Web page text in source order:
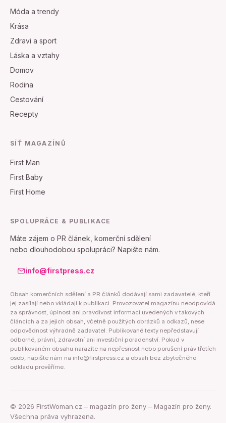
Móda a trendy
Krása
Zdravi a sport
Láska a vztahy
Domov
Rodina
Cestování
Recepty
SÍŤ MAGAZÍNŮ
First Man
First Baby
First Home
SPOLUPRÁCE & PUBLIKACE
Máte zájem o PR článek, komerční sdělení
nebo dlouhodobou spolupráci? Napište nám.
info@firstpress.cz
Obsah komerčních sdělení a PR článků dodávají sami zadavatelé, kteří
jej zasílají nebo vkládají k publikaci. Provozovatel magazínu neodpovídá
za správnost, úplnost ani pravdivost informací uvedených v takových
článcích a za jejich obsah, včetně použitých obrázků a odkazů, nese
odpovědnost výhradně zadavatel. Publikované texty nepředstavují
odborné, právní, zdravotní ani investiční poradenství. Pokud v
publikovaném obsahu narazíte na nepřesnost nebo porušení práv třetích
osob, napište nám na info@firstpress.cz a obsah bez zbytečného
odkladu prověříme.
© 2026 FirstWoman.cz – magazín pro ženy – Magazín pro ženy.
Všechna práva vyhrazena.